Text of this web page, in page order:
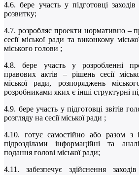
4.6. бере участь у підготовці
розвитку;
4.7. розробляє проекти нормативно –
сесії міської ради та виконкому
міського голови ;
4.8. бере участь у розробленні
правових актів – рішень сесії
міської ради, розпоряджень
розробниками яких є інші структурні
4.9. бере участь у підготовці звітів
розгляду на сесії міської ради ;
4.10. готує самостійно або разом з
підрозділами інформаційні та
подання голові міської ради;
4.11. забезпечує здійснення